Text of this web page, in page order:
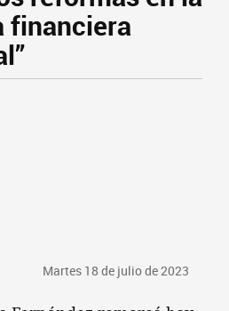
financiera
Martes 18 de julio de 2023